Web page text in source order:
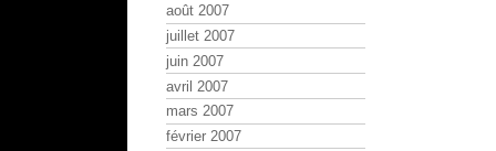
août 2007
juillet 2007
juin 2007
avril 2007
mars 2007
février 2007